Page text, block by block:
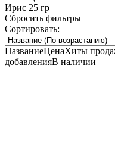
Ирис 25 гр
Сбросить фильтры
Сортировать:
НазваниеЦенаХиты
добавленияВ наличии